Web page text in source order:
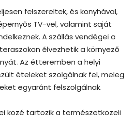
felszereltek, és konyhával,
TV-vel, valamint saját
A szállás vendégei a
élvezhetik a környező
Az étteremben a helyi
ételeket szolgálnak fel, meleg
egyaránt felszolgálnak.
közé tartozik a természetközeli